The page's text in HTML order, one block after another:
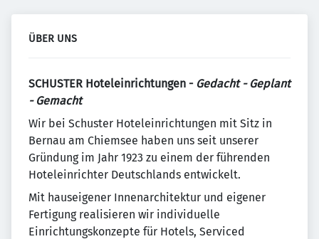
ÜBER UNS
SCHUSTER Hoteleinrichtungen - Gedacht - Geplant
- Gemacht
Wir bei Schuster Hoteleinrichtungen mit Sitz in
Bernau am Chiemsee haben uns seit unserer
Gründung im Jahr 1923 zu einem der führenden
Hoteleinrichter Deutschlands entwickelt.
Mit hauseigener Innenarchitektur und eigener
Fertigung realisieren wir individuelle
Einrichtungskonzepte für Hotels, Serviced